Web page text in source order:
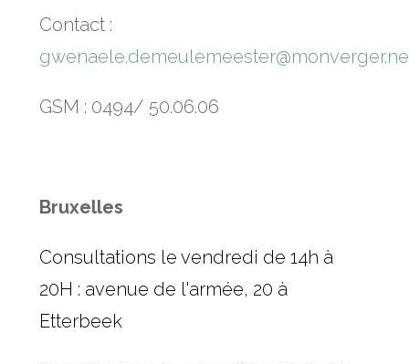
Contact :
GSM : 0494/ 50.06.06
Bruxelles
Consultations le vendredi de 14h à
20H : avenue de l'armée, 20 à
Etterbeek